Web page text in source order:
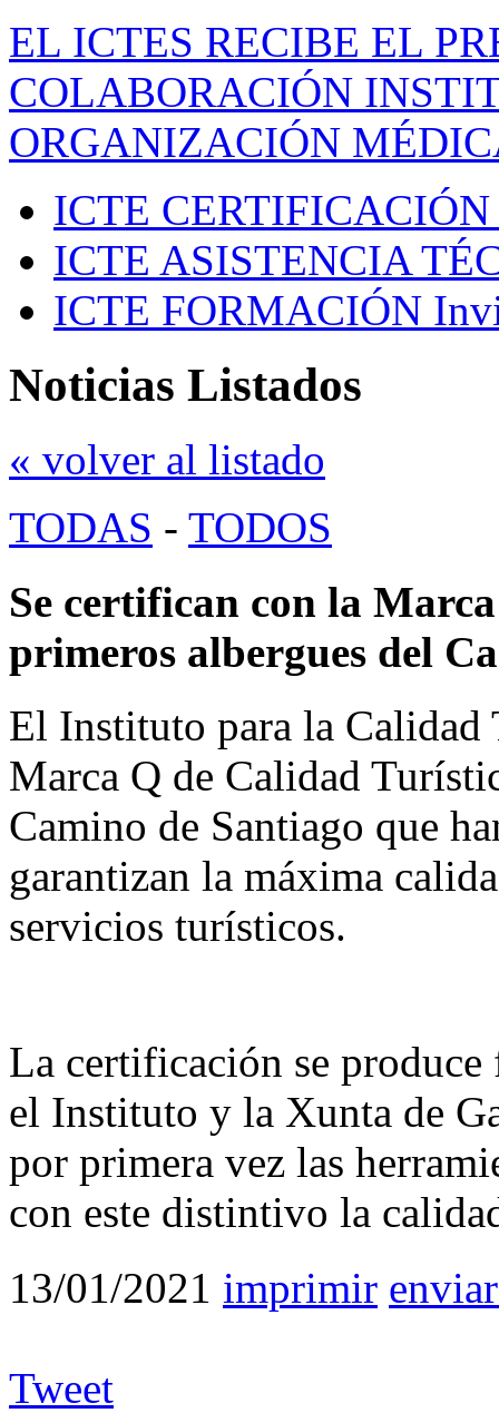
EL ICTES RECIBE EL
COLABORACIÓN
ORGANIZACIÓN
ICTE CERTIFICACIÓN
ICTE ASISTENCIA
ICTE FORMACIÓN
Noticias Listados
« volver al listado
TODAS - TODOS
Se certifican con la
primeros albergues del
El Instituto para la Calidad
Marca Q de Calidad
Camino de Santiago que
garantizan la máxima
servicios turísticos.
La certificación se
el Instituto y la Xunta de
por primera vez las
con este distintivo la
13/01/2021 imprimir
Tweet